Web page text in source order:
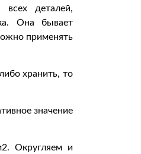
всех деталей,
Она бывает
применять
хранить, то
значение
Округляем и